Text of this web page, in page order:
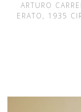
ARTURO
ERATO, 1935